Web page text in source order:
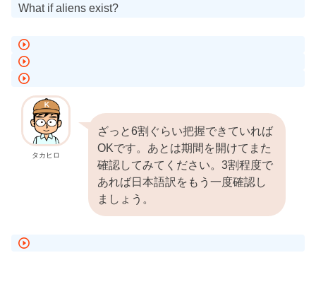
What if aliens exist?
タカヒロ
ざっと6割ぐらい把握できていれば
OKです。あとは期間を開けてまた
確認してみてください。3割程度で
あれば日本語訳をもう一度確認し
ましょう。